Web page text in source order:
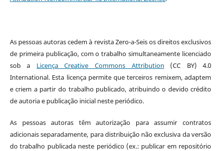
As pessoas autoras cedem à revista Zero-a-Seis os direitos exclusivos
de primeira publicação, com o trabalho simultaneamente licenciado
sob a Licença Creative Commons Attribution (CC BY) 4.0
International. Esta licença permite que terceiros remixem, adaptem
e criem a partir do trabalho publicado, atribuindo o devido crédito
de autoria e publicação inicial neste periódico.
As pessoas autoras têm autorização para assumir contratos
adicionais separadamente, para distribuição não exclusiva da versão
do trabalho publicada neste periódico (ex.: publicar em repositório